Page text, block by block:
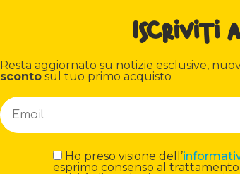
Iscriviti
Resta aggiornato su notizie esclusive,
sconto sul tuo primo acquisto
Ho preso visione dell’
esprimo consenso al